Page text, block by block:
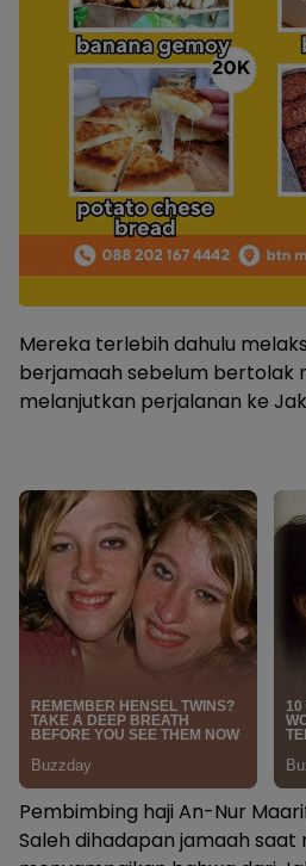
Mereka terlebih dahulu
berjamaah sebelum bertolak
melanjutkan perjalanan ke
Pembimbing haji An-Nur
Saleh dihadapan jamaah saat